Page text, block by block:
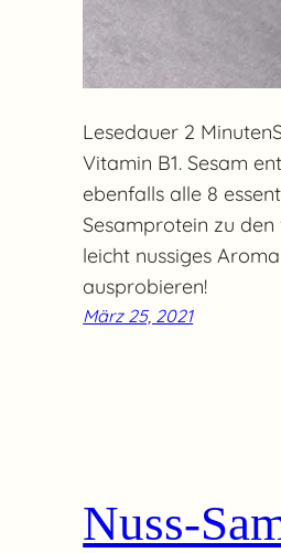
Lesedauer 2
Vitamin B1. Sesam
ebenfalls alle 8
Sesamprotein zu den
leicht nussiges
ausprobieren!
März 25, 2021
Nuss-